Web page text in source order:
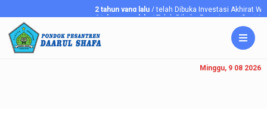
2 tahun yang lalu/ telah Dibuka Investasi Akhirat WAKAF
6 tahun yang lalu/ Telah Dibuka Penerimaan
Minggu, 9 08 2026